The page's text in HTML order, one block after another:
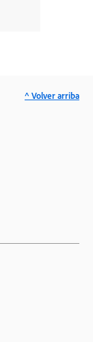
^ Volver arriba